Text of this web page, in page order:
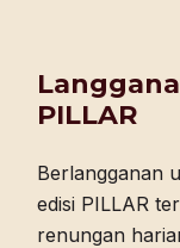
PILLAR
Berlangganan
edisi PILLAR
renungan